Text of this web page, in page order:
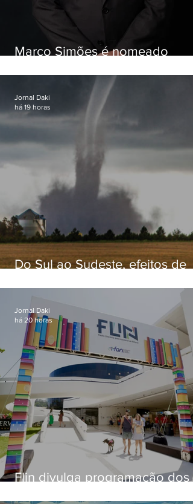
Marco Simões é nomeado
Do Sul ao Sudeste, efeitos de
apreensão na população
Jornal Daki
há 19 horas
Flin divulga programação dos
Jornal Daki
há 20 horas